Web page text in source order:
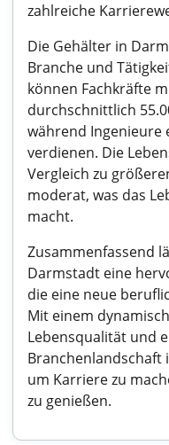
zahlreiche
Die Gehälter in
Branche und
können Fachkräfte
durchschnittlich
während Ingenieure
verdienen. Die
Vergleich zu
moderat, was das
macht.
Zusammenfassend
Darmstadt eine
die eine neue
Mit einem
Lebensqualität und
Branchenlandschaft
um Karriere zu
zu genießen.